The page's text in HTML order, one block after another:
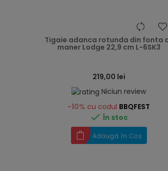
Tigaie adanca rotunda din fonta
maner Lodge 22,9 cm L-6SK3
219,00 lei
Niciun review
-10% cu codul BBQFEST
 În stoc
Adaugă în Coș